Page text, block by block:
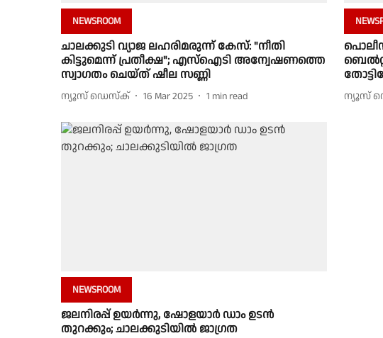
NEWSROOM
ചാലക്കുടി വ്യാജ ലഹരിമരുന്ന് കേസ്: "നീതി
കിട്ടുമെന്ന് പ്രതീക്ഷ"; എസ്ഐടി അന്വേഷണത്തെ
സ്വാ​ഗതം ചെയ്ത് ഷീല സണ്ണി
ന്യൂസ് ഡെസ്ക് 16 Mar 2025 1 min read ന്യൂസ്
NEWSROOM
ജലനിരപ്പ് ഉയർന്നു, ഷോളയാർ ഡാം ഉടൻ
തുറക്കും; ചാലക്കുടിയിൽ ജാഗ്രത